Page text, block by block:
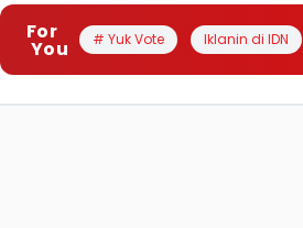
For
You # Yuk Vote Iklanin di IDN